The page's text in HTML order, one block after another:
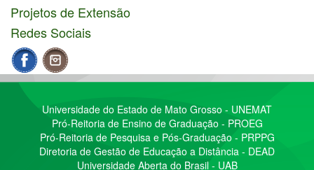
Projetos de Extensão
Redes Sociais
Universidade do Estado de Mato Grosso - UNEMAT
Pró-Reitoria de Ensino de Graduação - PROEG
Pró-Reitoria de Pesquisa e Pós-Graduação - PRPPG
Diretoria de Gestão de Educação a Distância - DEAD
Universidade Aberta do Brasil - UAB